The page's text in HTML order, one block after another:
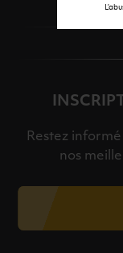
Restez
nos